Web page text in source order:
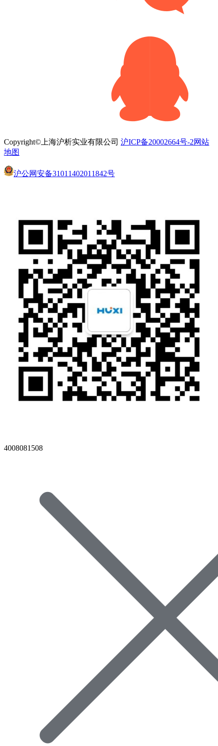
Copyright©上海沪析实业有限公司 沪ICP备20002664号-2网站
地图
沪公网安备31011402011842号
4008081508